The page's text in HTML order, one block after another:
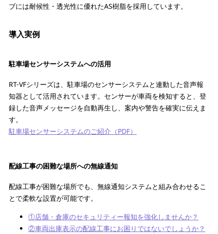
ブには耐候性・透光性に優れたAS樹脂を採用しています。
導入実例
駐車場センサーシステムへの活用
RT-VFシリーズは、駐車場のセンサーシステムと連動した音声報
知器として活用されています。センサーが車両を検知すると、登
録した音声メッセージを自動再生し、案内や警告を確実に伝えま
す。
駐車場センサーシステムのご紹介（PDF）
配線工事の困難な場所への無線通知
配線工事が困難な場所でも、無線通知システムと組み合わせるこ
とで柔軟な設置が可能です。
①店舗・倉庫のセキュリティー報知を強化しませんか？
②車両出庫表示の配線工事にお困りではないでしょうか？